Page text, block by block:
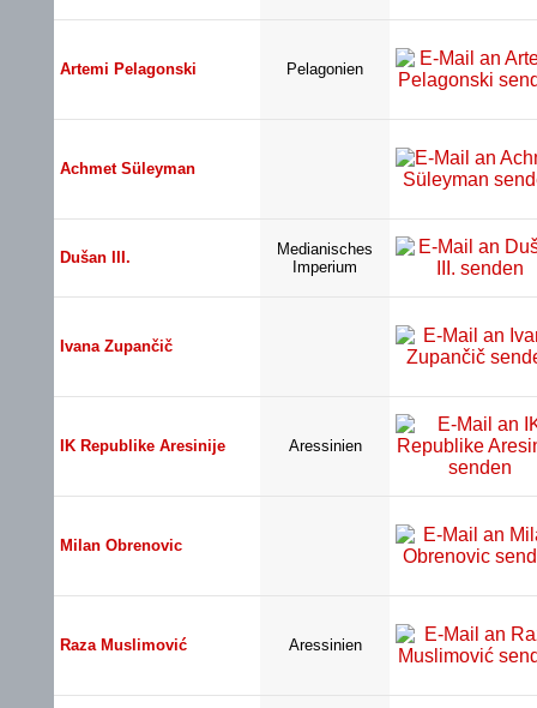
Artemi Pelagonski Pelagonien
Achmet Süleyman
Dušan III.
Medianisches
Imperium
Ivana Zupančič
IK Republike Aresinije Aressinien
Milan Obrenovic
Raza Muslimović Aressinien